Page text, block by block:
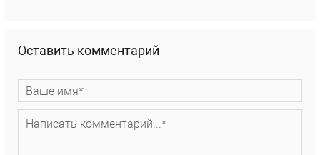
Оставить комментарий